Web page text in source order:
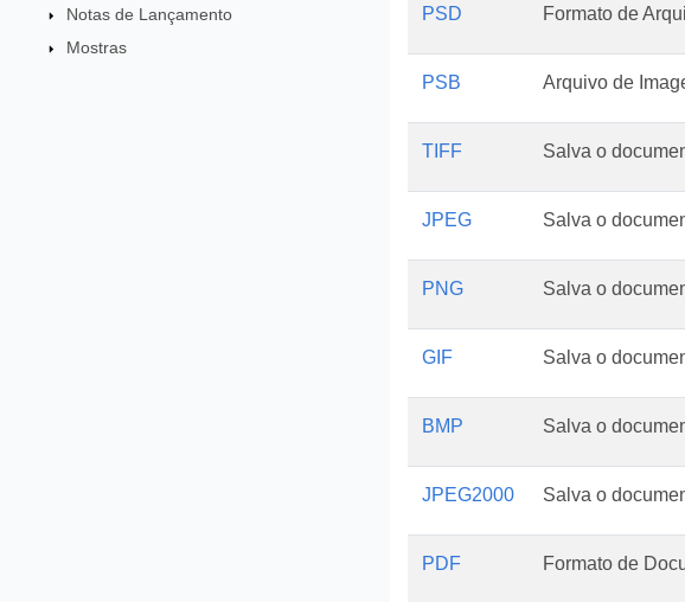
Notas de Lançamento
Mostras
PSD Formato de
PSB Arquivo de
TIFF Salva o
JPEG Salva o
PNG Salva o
GIF Salva o
BMP Salva o
JPEG2000 Salva o
PDF Formato de